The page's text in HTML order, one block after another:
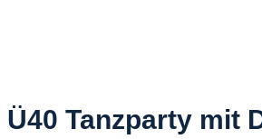
Ü40 Tanzparty mit